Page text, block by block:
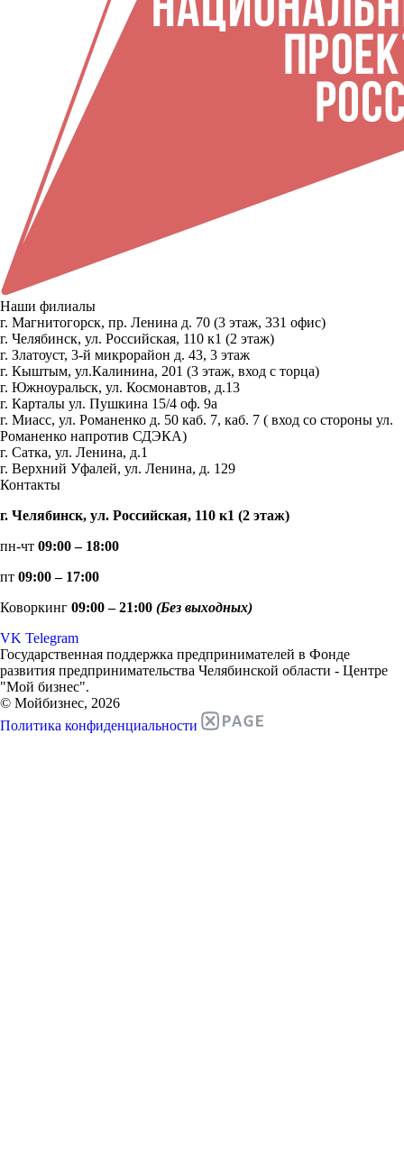
Наши филиалы
г. Магнитогорск, пр. Ленина д. 70 (3 этаж, 331 офис)
г. Челябинск, ул. Российская, 110 к1 (2 этаж)
г. Златоуст, 3-й микрорайон д. 43, 3 этаж
г. Кыштым, ул.Калинина, 201 (3 этаж, вход с торца)
г. Южноуральск, ул. Космонавтов, д.13
г. Карталы ул. Пушкина 15/4 оф. 9а
г. Миасс, ул. Романенко д. 50 каб. 7, каб. 7 ( вход со стороны ул.
Романенко напротив СДЭКА)
г. Сатка, ул. Ленина, д.1
г. Верхний Уфалей, ул. Ленина, д. 129
Контакты
г. Челябинск, ул. Российская, 110 к1 (2 этаж)
пн-чт 09:00 – 18:00
пт 09:00 – 17:00
Коворкинг 09:00 – 21:00 (Без выходных)
VK Telegram
Государственная поддержка предпринимателей в Фонде
развития предпринимательства Челябинской области - Центре
"Мой бизнес".
© Мойбизнес, 2026
Политика конфиденциальности